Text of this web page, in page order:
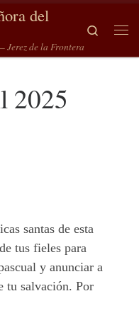
del
Jerez de la Frontera
Search
2025
santas de esta
tus fieles para
y anunciar a
tu salvación. Por